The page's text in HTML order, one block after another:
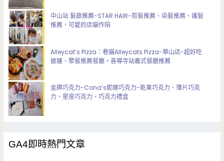
中山站 髮廊推薦-STAR HAIR-剪髮推薦、染髮推薦、護髮
推薦，可愛的店貓作陪
Alleycat’s Pizza：巷貓Alleycats Pizza-華山店-超好吃
披薩、聚餐推薦餐廳，善導寺站義式餐廳推薦
金牌巧克力-Cona’s妮娜巧克力-乾果巧克力、薄片巧克
力、星座巧克力、巧克力禮盒
GA4即時熱門文章